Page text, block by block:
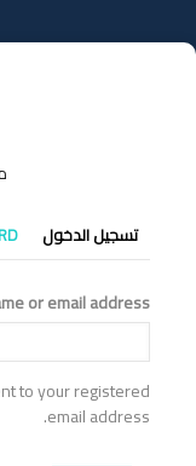
إلى
المحتوى
التبويبات
الأساسية
تسجيل الدخول
or email address
to your registered
email address.